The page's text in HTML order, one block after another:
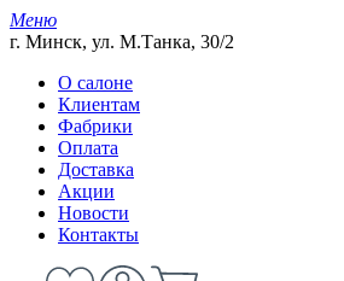
Меню
г. Минск, ул. М.Танка, 30/2
О салоне
Клиентам
Фабрики
Оплата
Доставка
Акции
Новости
Контакты